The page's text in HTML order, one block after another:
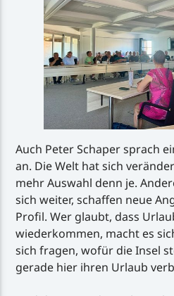
Auch Peter Schaper sprach
an. Die Welt hat sich
mehr Auswahl denn je.
sich weiter, schaffen neue
Profil. Wer glaubt, dass
wiederkommen, macht es
sich fragen, wofür die Insel
gerade hier ihren Urlaub